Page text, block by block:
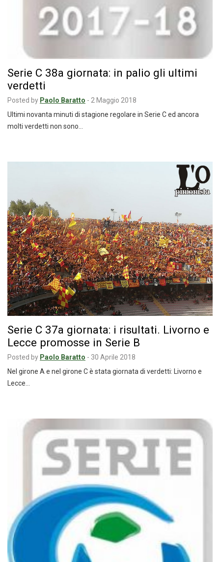
Serie C 38a giornata: in palio gli ultimi
verdetti
Posted by Paolo Baratto - 2 Maggio 2018
Ultimi novanta minuti di stagione regolare in Serie C ed ancora
molti verdetti non sono…
Serie C 37a giornata: i risultati. Livorno e
Lecce promosse in Serie B
Posted by Paolo Baratto - 30 Aprile 2018
Nel girone A e nel girone C è stata giornata di verdetti: Livorno e
Lecce…